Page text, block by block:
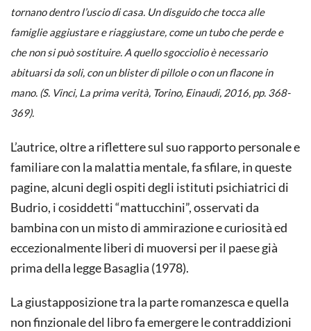
tornano dentro l’uscio di casa. Un disguido che tocca alle
famiglie aggiustare e riaggiustare, come un tubo che perde e
che non si può sostituire. A quello sgocciolio è necessario
abituarsi da soli, con un blister di pillole o con un flacone in
mano. (S. Vinci, La prima verità, Torino, Einaudi, 2016, pp. 368-
369).
L’autrice, oltre a riflettere sul suo rapporto personale e
familiare con la malattia mentale, fa sfilare, in queste
pagine, alcuni degli ospiti degli istituti psichiatrici di
Budrio, i cosiddetti “mattucchini”, osservati da
bambina con un misto di ammirazione e curiosità ed
eccezionalmente liberi di muoversi per il paese già
prima della legge Basaglia (1978).
La giustapposizione tra la parte romanzesca e quella
non finzionale del libro fa emergere le contraddizioni